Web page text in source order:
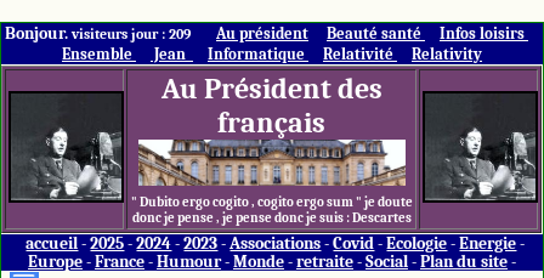
Bonjour.visiteurs jour : 209 Au président Beauté santé
Infos loisirs
Ensemble
Jean Informatique Relativité Relativity
Au Président des
français
" Dubito ergo cogito , cogito ergo sum " je doute
donc je pense , je pense donc je suis : Descartes
accueil -2025 -2024 -2023 -Associations -Covid -Ecologie -Energie -
Europe- France- Humour- Monde- retraite- Social- Plan du site-